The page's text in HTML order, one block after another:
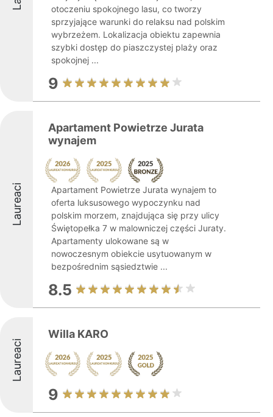
otoczeniu spokojnego lasu, co tworzy
sprzyjające warunki do relaksu nad polskim
wybrzeżem. Lokalizacja obiektu zapewnia
szybki dostęp do piaszczystej plaży oraz
spokojnej ...
9
Laureaci
Apartament Powietrze Jurata
wynajem
Apartament Powietrze Jurata wynajem to
oferta luksusowego wypoczynku nad
polskim morzem, znajdująca się przy ulicy
Świętopełka 7 w malowniczej części Juraty.
Apartamenty ulokowane są w
nowoczesnym obiekcie usytuowanym w
bezpośrednim sąsiedztwie ...
8.5
Laureaci
Willa KARO
9